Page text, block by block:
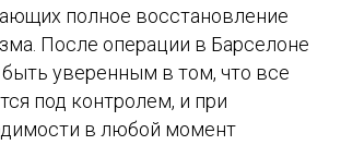
полное восстановление
После операции в Барселоне
уверенным в том, что все
под контролем, и при
в любой момент